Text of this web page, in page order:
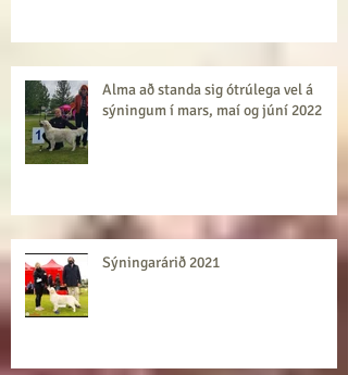
Alma stigahæsti Golden retriever 2022
sýningum í mars, maí og júní 2022
Sýningarárið 2021